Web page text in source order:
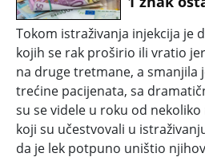
drugi
prolazi
Tokom istraživanja injekcija je
kojih se rak proširio ili vratio
na druge tretmane, a smanjila
trećine pacijenata, sa
su se videle u roku od
koji su učestvovali u
da je lek potpuno uništio